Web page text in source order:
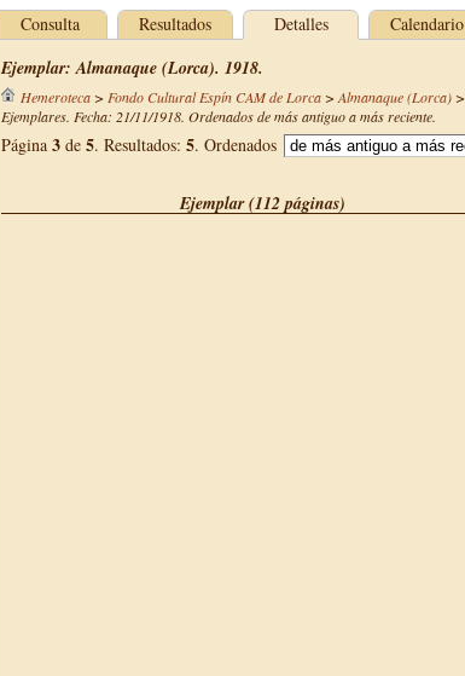
Consulta Resultados Detalles Calendario
Ejemplar: Almanaque (Lorca). 1918.
Hemeroteca> Fondo Cultural Espín CAM de Lorca> Almanaque (Lorca)>
Ejemplares. Fecha: 21/11/1918. Ordenados de más antiguo a más reciente.
Página 3 de 5. Resultados: 5. Ordenados
Ejemplar (112 páginas)